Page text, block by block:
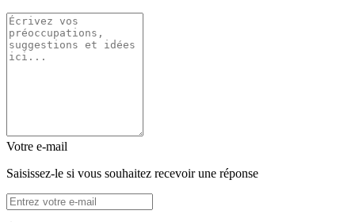
Votre e-mail
Saisissez-le si vous souhaitez recevoir une réponse